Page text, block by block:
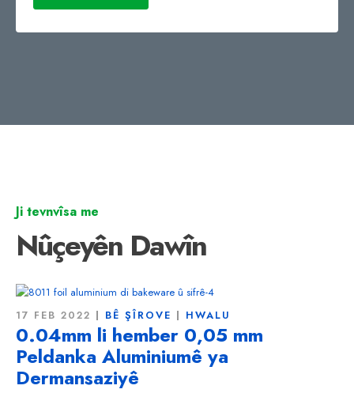
Ji tevnvîsa me
Nûçeyên Dawîn
17 FEB 2022 BÊ ŞÎROVE HWALU
0.04mm li hember 0,05 mm
Peldanka Aluminiumê ya
Dermansaziyê